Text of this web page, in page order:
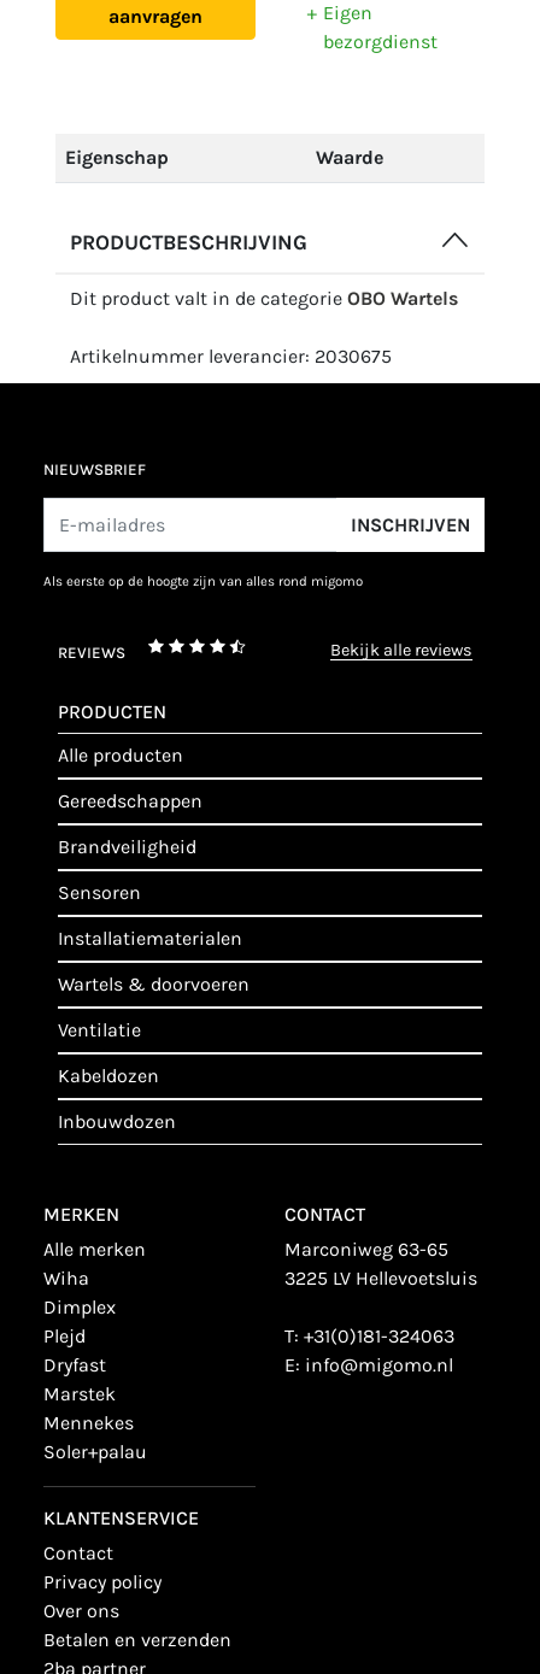
aanvragen
Eigen
bezorgdienst
Eigenschap Waarde
PRODUCTBESCHRIJVING
Dit product valt in de categorie OBO Wartels
Artikelnummer leverancier: 2030675
NIEUWSBRIEF
INSCHRIJVEN
als eerste op de hoogte zijn van alles rond migomo
REVIEWS bekijk alle reviews
PRODUCTEN
alle producten
gereedschappen
brandveiligheid
sensoren
installatiematerialen
wartels & doorvoeren
ventilatie
kabeldozen
inbouwdozen
MERKEN
alle merken
wiha
dimplex
plejd
dryfast
marstek
mennekes
soler+palau
KLANTENSERVICE
contact
privacy policy
over ons
betalen en verzenden
2ba partner
CONTACT
Marconiweg 63-65
3225 LV Hellevoetsluis
T: +31(0)181-324063
E: info@migomo.nl